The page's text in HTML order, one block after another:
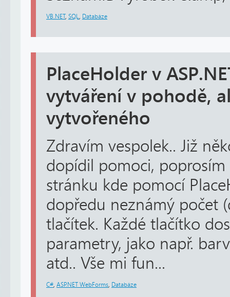
VB.NET, SQL Databáze
PlaceHolder v
vytváření v pohodě,
vytvořeného
Zdravím vespolek.. Již
dopídil pomoci,
stránku kde pomocí
dopředu neznámý počet
tlačítek. Každé tlačítko
parametry, jako např.
atd.. Vše mi fun...
C# ASP.NET WebForms Databáze